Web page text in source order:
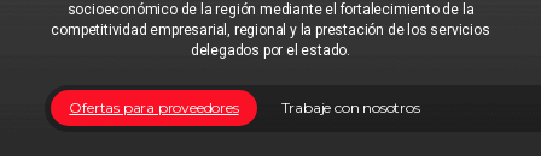
socioeconómico de la región mediante el fortalecimiento de la
competitividad empresarial, regional y la prestación de los servicios
delegados por el estado.
Trabaje con nosotros
Ofertas para proveedores